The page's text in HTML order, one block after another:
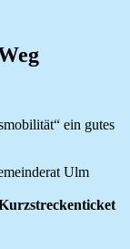
ein gutes
Ulm